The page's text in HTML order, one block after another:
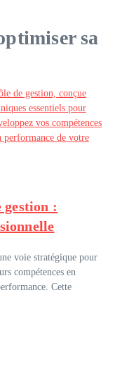
sa
:
voie stratégique pour
compétences en
Cette